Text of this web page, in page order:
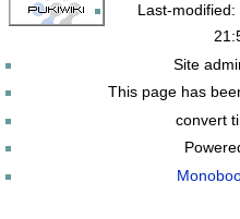
Last-
Site
This page has
convert